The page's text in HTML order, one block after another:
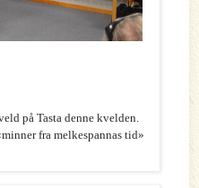
på Tasta denne kvelden.
fra melkespannas tid»